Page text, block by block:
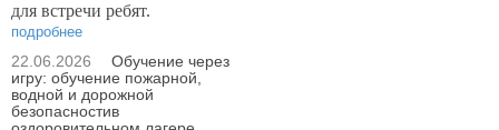
для встречи ребят.
подробнее
22.06.2026
Обучение через
игру: обучение пожарной,
водной и дорожной
безопасностив